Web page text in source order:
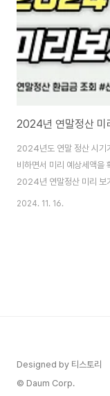
2024년 연말정산 미
2024년도 연말 정산 시기
비하면서 미리 예상세액을
2024년 연말정산 미리 보
다.2024년 연말정산 미리
홈페이지를 통해 제공되며
2024. 11. 16.
Designed by 티스토리
© Daum Corp.